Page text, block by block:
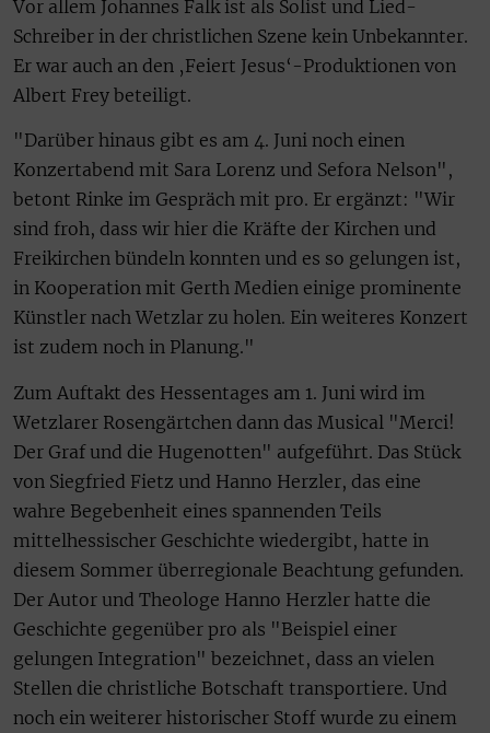
Vor allem Johannes Falk ist als Solist und Lied-
Schreiber in der christlichen Szene kein Unbekannter.
Er war auch an den ‚Feiert Jesus‘-Produktionen von
Albert Frey beteiligt.
"Darüber hinaus gibt es am 4. Juni noch einen
Konzertabend mit Sara Lorenz und Sefora Nelson",
betont Rinke im Gespräch mit pro. Er ergänzt: "Wir
sind froh, dass wir hier die Kräfte der Kirchen und
Freikirchen bündeln konnten und es so gelungen ist,
in Kooperation mit Gerth Medien einige prominente
Künstler nach Wetzlar zu holen. Ein weiteres Konzert
ist zudem noch in Planung."
Zum Auftakt des Hessentages am 1. Juni wird im
Wetzlarer Rosengärtchen dann das Musical "Merci!
Der Graf und die Hugenotten" aufgeführt. Das Stück
von Siegfried Fietz und Hanno Herzler, das eine
wahre Begebenheit eines spannenden Teils
mittelhessischer Geschichte wiedergibt, hatte in
diesem Sommer überregionale Beachtung gefunden.
Der Autor und Theologe Hanno Herzler hatte die
Geschichte gegenüber pro als "Beispiel einer
gelungen Integration" bezeichnet, dass an vielen
Stellen die christliche Botschaft transportiere. Und
noch ein weiterer historischer Stoff wurde zu einem